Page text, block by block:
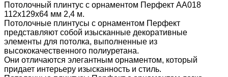
Потолочный плинтус с орнаментом Перфект AA018
112х129х64 мм 2,4 м.
Потолочные плинтусы с орнаментом Перфект
представляют собой изысканные декоративные
элементы для потолка, выполненные из
высококачественного полиуретана.
Они отличаются элегантным орнаментом, который
придает интерьеру изысканность и стиль.